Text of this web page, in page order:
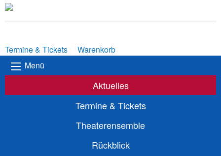
Termine & Tickets
Warenkorb
Menü
Aktuelles
Termine & Tickets
Theaterensemble
Rückblick